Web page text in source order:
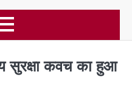
सुरक्षा कवच का हुआ